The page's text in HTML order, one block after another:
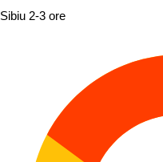
Sibiu 2-3 ore